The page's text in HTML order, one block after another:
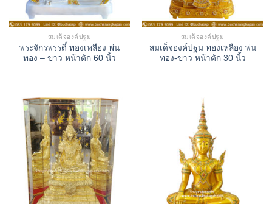
สมเด็จองค์ปฐม
พระจักรพรรดิ์ ทองเหลือง พ่น
ทอง – ขาว หน้าตัก 60 นิ้ว
สมเด็จองค์ปฐม
สมเด็จองค์ปฐม ทองเหลือง พ่น
ทอง-ขาว หน้าตัก 30 นิ้ว